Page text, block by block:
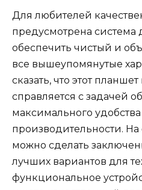
Для любителей
предусмотрена система
обеспечить чистый и
все вышеупомянутые
сказать, что этот
справляется с задачей
максимального
производительности. На
можно сделать
лучших вариантов для
функциональное